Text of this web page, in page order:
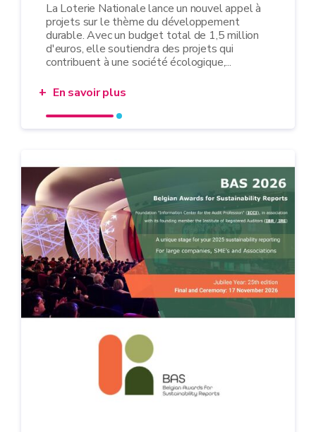
La Loterie Nationale lance un nouvel appel à
projets sur le thème du développement
durable. Avec un budget total de 1,5 million
d'euros, elle soutiendra des projets qui
contribuent à une société écologique,...
En savoir plus